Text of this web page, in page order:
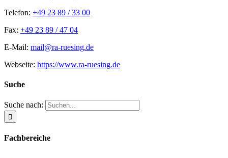
Telefon: +49 23 89 / 33 00
Fax: +49 23 89 / 47 04
E-Mail: mail@ra-ruesing.de
Webseite: https://www.ra-ruesing.de
Suche
Suche nach:
Fachbereiche